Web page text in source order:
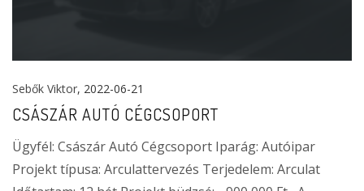
Sebők Viktor, 2022-06-21
CSÁSZÁR AUTÓ CÉGCSOPORT
Ügyfél: Császár Autó Cégcsoport Iparág: Autóipar
Projekt típusa: Arculattervezés Terjedelem: Arculat